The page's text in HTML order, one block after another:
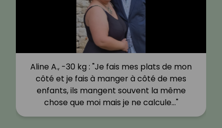
Aline A., -30 kg : "Je fais mes plats de mon
côté et je fais à manger à côté de mes
enfants, ils mangent souvent la même
chose que moi mais je ne calcule…"